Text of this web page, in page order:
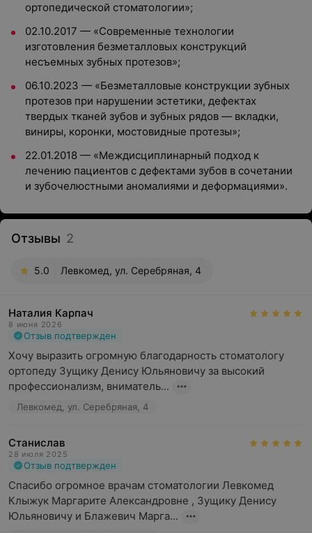
ортопедической стоматологии»;
02.10.2017 — «Современные технологии
изготовления безметалловых конструкций
несъемных зубных протезов»;
06.10.2023 — «Безметалловые конструкции зубных
протезов при нарушении эстетики, дефектах
твердых тканей зубов и зубных рядов — вкладки,
виниры, коронки, мостовидные протезы»;
22.01.2018 — «Междисциплинарный подход к
лечению пациентов с дефектами зубов в сочетании
и зубочелюстными аномалиями и деформациями».
Отзывы 2
5.0 Левкомед, ул. Серебряная, 4
Наталия Карпач
8 июня 2026
Отзыв подтвержден
Хочу выразить огромную благодарность стоматологу
ортопеду Зущику Денису Юльяновичу за высокий
профессионализм, вниматель...
Левкомед, ул. Серебряная, 4
Станислав
28 июля 2025
Отзыв подтвержден
Спасибо огромное врачам стоматологии Левкомед
Клыжук Маргарите Александровне , Зущику Денису
Юльяновичу и Блажевич Марга...